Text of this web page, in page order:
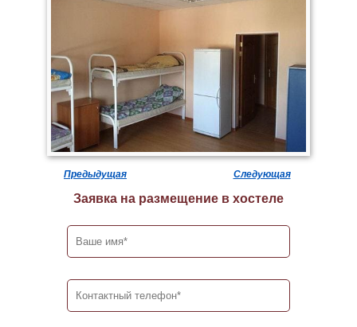
Предыдущая Следующая
Заявка на размещение в хостеле